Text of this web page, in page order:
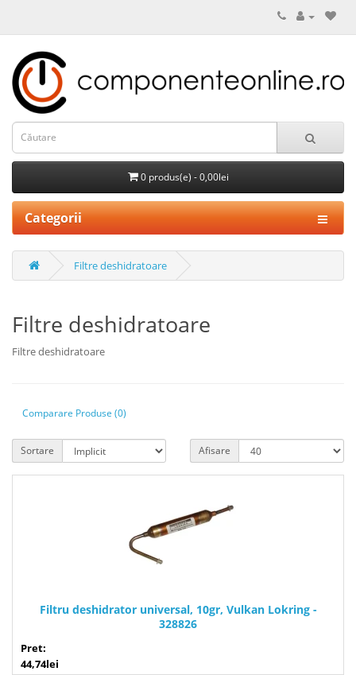
0 produs(e) - 0,00lei
Categorii
Filtre deshidratoare
Filtre deshidratoare
Filtre deshidratoare
Comparare Produse (0)
Sortare Afisare
Filtru deshidrator universal, 10gr, Vulkan Lokring -
328826
Pret:
44,74lei